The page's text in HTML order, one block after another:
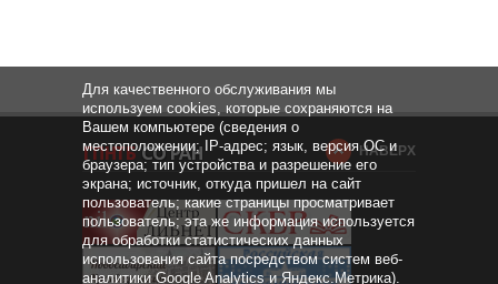
НАВЕРХ
Для качественного обслуживания мы
используем cookies, которые сохраняются на
Вашем компьютере (сведения о
местоположении; IP-адрес; язык, версия ОС и
браузера; тип устройства и разрешение его
экрана; источник, откуда пришел на сайт
пользователь; какие страницы просматривает
пользователь; эта же информация используется
для обработки статистических данных
использования сайта посредством систем веб-
аналитики Google Analytics и Яндекс.Метрика).